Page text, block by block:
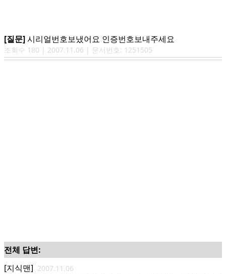
[질문]시리얼번호보냈어요 인증번호보내주세요
조회수 180 | 2007.11.06 | 문서번호: 1251505
전체 답변:
[지식맨] 2007.11.06